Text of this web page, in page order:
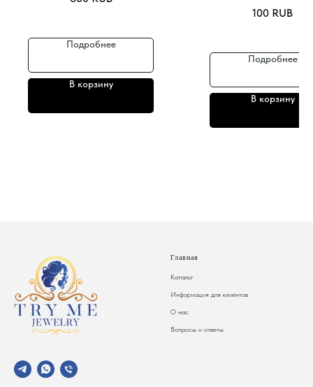
Подробнее
В корзину
100 RUB
Подробнее
В корзину
Главная
Каталог
Информация для клиентов
О нас
Вопросы и ответы